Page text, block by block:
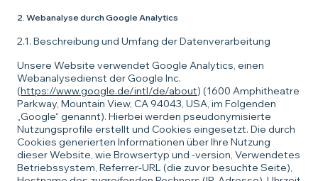
2. Webanalyse durch Google Analytics
2.1. Beschreibung und Umfang der Datenverarbeitung
Unsere Website verwendet Google Analytics, einen
Webanalysedienst der Google Inc.
(https://www.google.de/intl/de/about) (1600 Amphitheatre
Parkway, Mountain View, CA 94043, USA, im Folgenden
„Google“ genannt). Hierbei werden pseudonymisierte
Nutzungsprofile erstellt und Cookies eingesetzt. Die durch
Cookies generierten Informationen über Ihre Nutzung
dieser Website, wie Browsertyp und -version, Verwendetes
Betriebssystem, Referrer-URL (die zuvor besuchte Seite),